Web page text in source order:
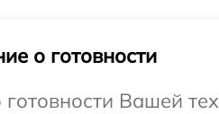
о готовности
Вашей